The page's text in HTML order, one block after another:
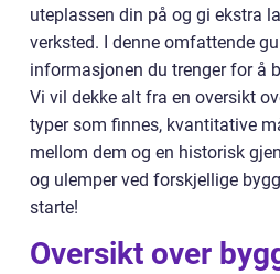
uteplassen din på og gi ekstra
verksted. I denne omfattende
informasjonen du trenger for å
Vi vil dekke alt fra en oversikt
typer som finnes, kvantitative
mellom dem og en historisk
og ulemper ved forskjellige
starte!
Oversikt over